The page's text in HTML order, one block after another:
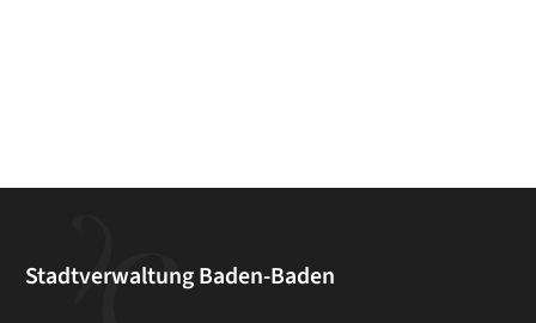
Stadtverwaltung Baden-Baden